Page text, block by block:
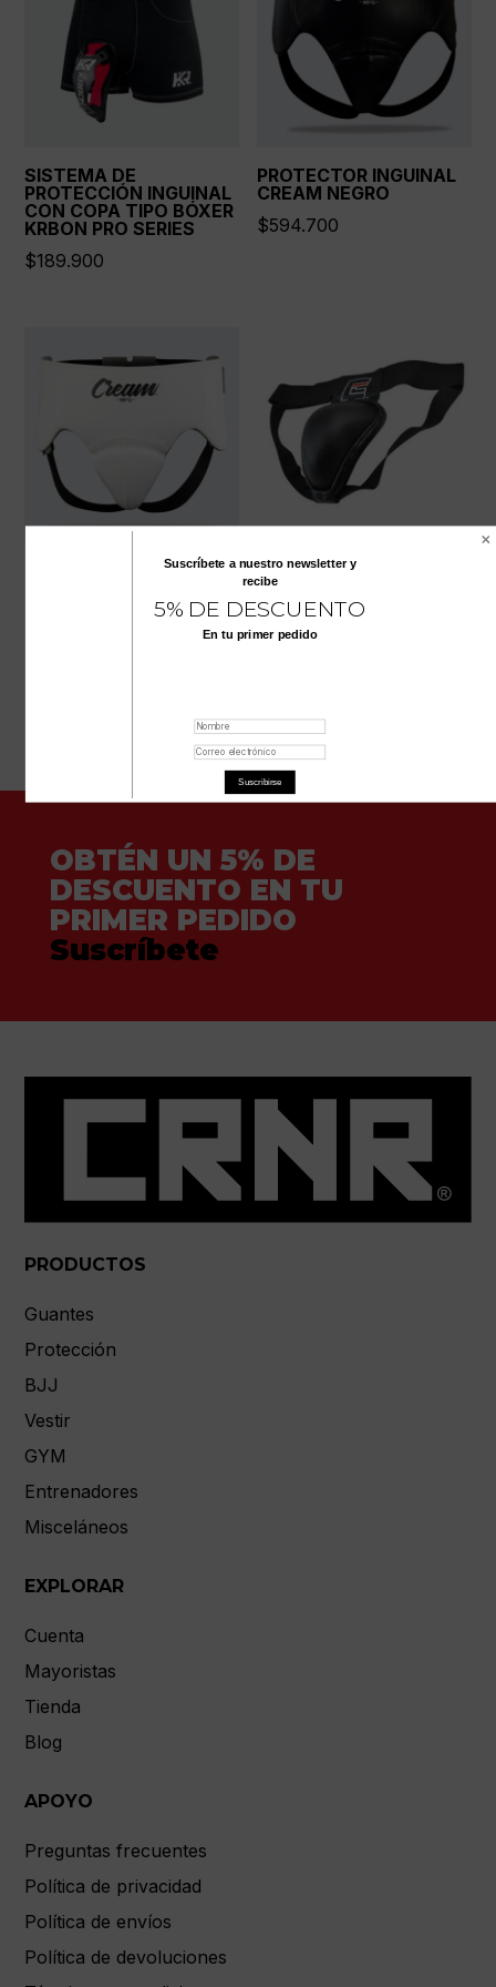
SISTEMA DE
PROTECCIÓN INGUINAL
CON COPA TIPO BÓXER
KRBON PRO SERIES
$189.900
PROTECTOR INGUINAL
CREAM NEGRO
$594.700
PROTECTOR INGUINAL
PROTECTOR INGUINAL
DE ACERO
$178.000
OBTÉN UN 5% DE
DESCUENTO EN TU
PRIMER PEDIDO
Suscríbete
PRODUCTOS
Guantes
Protección
BJJ
Vestir
GYM
Entrenadores
Misceláneos
EXPLORAR
Cuenta
Mayoristas
Tienda
Blog
APOYO
Preguntas frecuentes
Política de privacidad
Política de envíos
Política de devoluciones
Suscríbete a nuestro newslettery
recibe
5% DE DESCUENTO
En tu primer pedido
Suscribirse